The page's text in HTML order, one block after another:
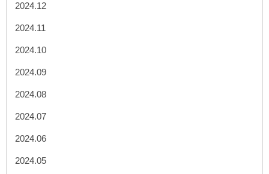
2024.12
2024.11
2024.10
2024.09
2024.08
2024.07
2024.06
2024.05